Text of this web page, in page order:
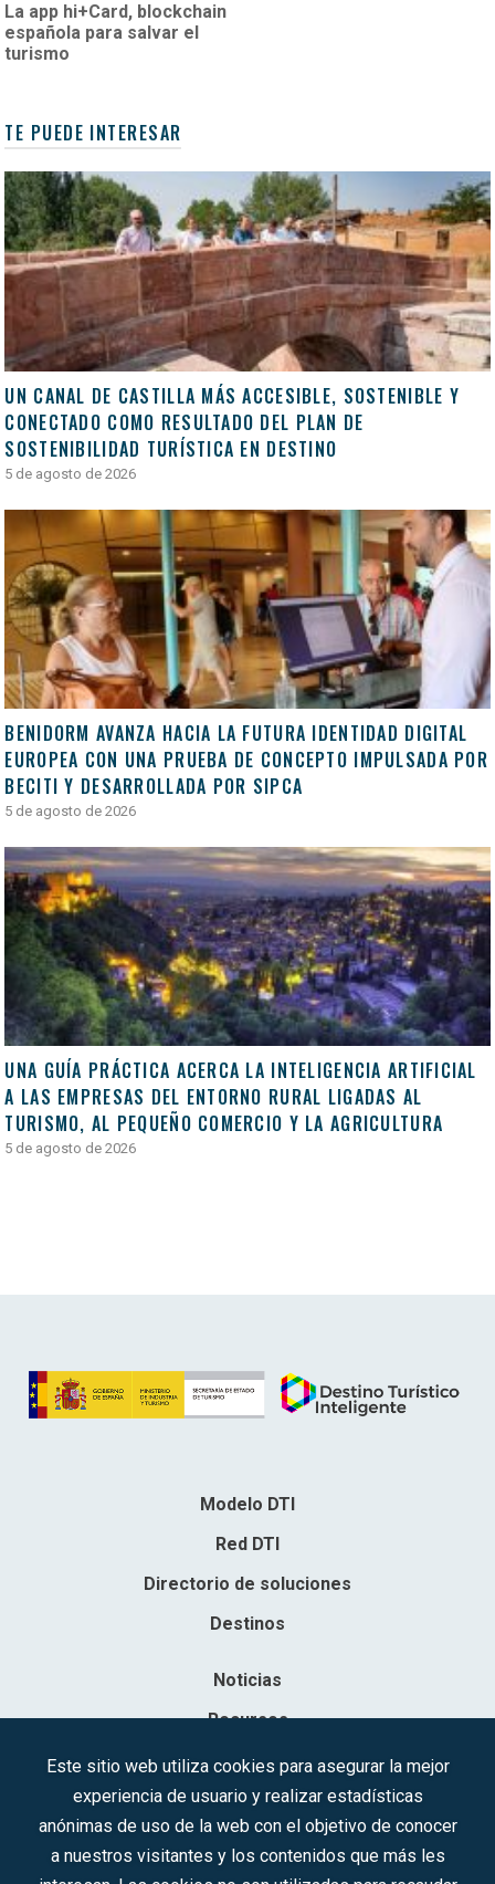
La app hi+Card, blockchain
española para salvar el
turismo
TE PUEDE INTERESAR
UN CANAL DE CASTILLA MÁS ACCESIBLE, SOSTENIBLE Y
CONECTADO COMO RESULTADO DEL PLAN DE
SOSTENIBILIDAD TURÍSTICA EN DESTINO
5 de agosto de 2026
BENIDORM AVANZA HACIA LA FUTURA IDENTIDAD DIGITAL
EUROPEA CON UNA PRUEBA DE CONCEPTO IMPULSADA POR
BECITI Y DESARROLLADA POR SIPCA
5 de agosto de 2026
UNA GUÍA PRÁCTICA ACERCA LA INTELIGENCIA ARTIFICIAL
A LAS EMPRESAS DEL ENTORNO RURAL LIGADAS AL
TURISMO, AL PEQUEÑO COMERCIO Y LA AGRICULTURA
5 de agosto de 2026
Modelo DTI
Red DTI
Directorio de soluciones
Destinos
Noticias
Recursos
Contacto
Sociedad Mercantil Estatal para la Gestión de la Innovación y las
Este sitio web utiliza cookies para asegurar la mejor
experiencia de usuario y realizar estadísticas
anónimas de uso de la web con el objetivo de conocer
a nuestros visitantes y los contenidos que más les